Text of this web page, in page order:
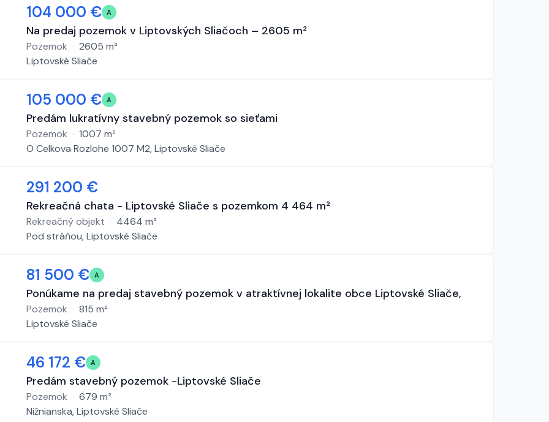
104 000 € A
Na predaj pozemok v Liptovských Sliačoch – 2605 m²
Pozemok · 2605 m²
Liptovské Sliače
105 000 € A
Predám lukratívny stavebný pozemok so sieťami
Pozemok · 1007 m²
O Celkova Rozlohe 1007 M2, Liptovské Sliače
291 200 €
Rekreačná chata - Liptovské Sliače s pozemkom 4 464 m²
Rekreačný objekt · 4464 m²
Pod stráňou, Liptovské Sliače
81 500 € A
Ponúkame na predaj stavebný pozemok v atraktívnej lokalite obce Liptovské Sliače,
Pozemok · 815 m²
Liptovské Sliače
46 172 € A
Predám stavebný pozemok -Liptovské Sliače
Pozemok · 679 m²
Nižnianska, Liptovské Sliače